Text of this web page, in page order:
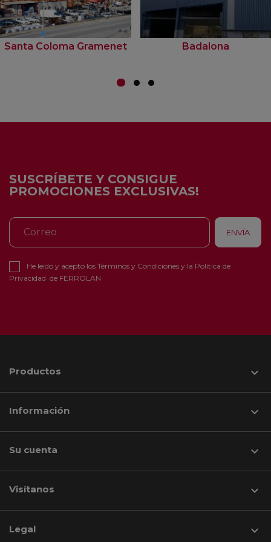
Santa Coloma Gramenet Badalona
SUSCRÍBETE Y CONSIGUE
PROMOCIONES EXCLUSIVAS!
He leído y acepto los Términos y Condiciones y la Política de
Privacidad de FERROLAN
Productos 
Información 
Su cuenta 
Visítanos keyboard_arrow_down
Legal 